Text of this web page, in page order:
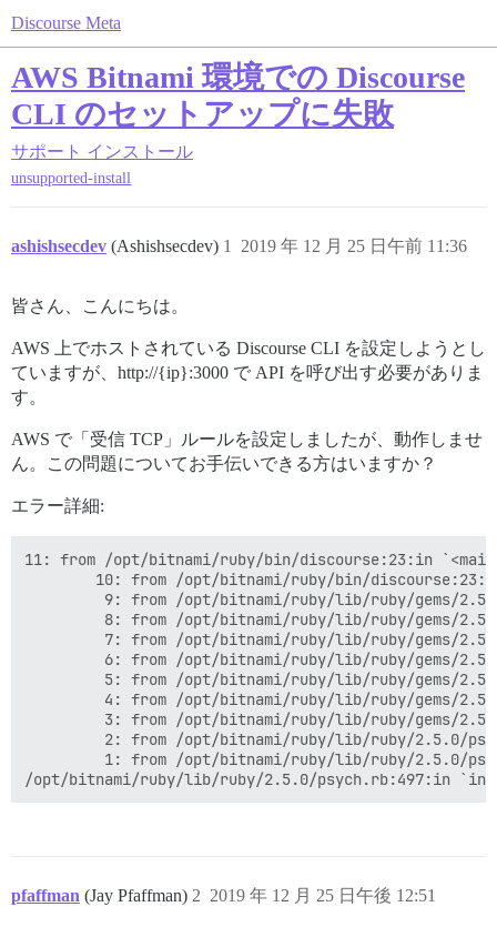
Discourse Meta
AWS Bitnami 環境での Discourse
CLI のセットアップに失敗
サポート インストール
unsupported-install
ashishsecdev (Ashishsecdev) 2019 年 12 月 25 日午前 11:36
1
皆さん、こんにちは。
AWS 上でホストされている Discourse CLI を設定しようとし
ていますが、http://{ip}:3000 で API を呼び出す必要がありま
す。
AWS で「受信 TCP」ルールを設定しましたが、動作しませ
ん。この問題についてお手伝いできる方はいますか？
エラー詳細:
11: from /opt/bitnami/ruby/bin/discourse:23:in
10: from /opt/bitnami/ruby/bin/
9: from /opt/bitnami/ruby/lib/ruby/gems/
8: from /opt/bitnami/ruby/lib/ruby/gems/
7: from /opt/bitnami/ruby/lib/ruby/gems/
6: from /opt/bitnami/ruby/lib/ruby/gems/
5: from /opt/bitnami/ruby/lib/ruby/gems/
4: from /opt/bitnami/ruby/lib/ruby/gems/
3: from /opt/bitnami/ruby/lib/ruby/gems/
2: from /opt/bitnami/ruby/lib/ruby/2.5.0/
1: from /opt/bitnami/ruby/lib/ruby/2.5.0/
pfaffman (Jay Pfaffman) 2019 年 12 月 25 日午後 12:51
2